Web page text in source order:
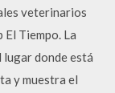
veterinarios
Tiempo. La
donde está
y muestra el